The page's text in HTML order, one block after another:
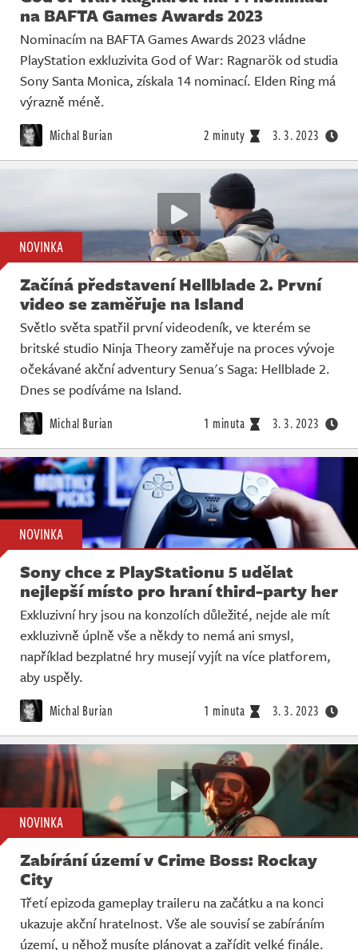
na BAFTA Games Awards 2023
Nominacím na BAFTA Games Awards 2023 vládne
PlayStation exkluzivita God of War: Ragnarök od studia
Sony Santa Monica, získala 14 nominací. Elden Ring má
výrazně méně.
Michal Burian 2 minuty 3. 3. 2023
NOVINKA
Začíná představení Hellblade 2. První
video se zaměřuje na Island
Světlo světa spatřil první videodeník, ve kterém se
britské studio Ninja Theory zaměřuje na proces vývoje
očekávané akční adventury Senua's Saga: Hellblade 2.
Dnes se podíváme na Island.
Michal Burian 1 minuta 3. 3. 2023
NOVINKA
Sony chce z PlayStationu 5 udělat
nejlepší místo pro hraní third-party her
Exkluzivní hry jsou na konzolích důležité, nejde ale mít
exkluzivně úplně vše a někdy to nemá ani smysl,
například bezplatné hry musejí vyjít na více platforem,
aby uspěly.
Michal Burian 1 minuta 3. 3. 2023
NOVINKA
Zabírání území v Crime Boss: Rockay
City
Třetí epizoda gameplay traileru na začátku a na konci
ukazuje akční hratelnost. Vše ale souvisí se zabíráním
území, u něhož musíte plánovat a zařídit velké finále.